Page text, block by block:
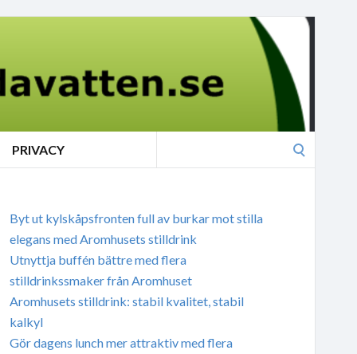
PRIVACY
Byt ut kylskåpsfronten full av burkar mot stilla
elegans med Aromhusets stilldrink
Utnyttja buffén bättre med flera
stilldrinkssmaker från Aromhuset
Aromhusets stilldrink: stabil kvalitet, stabil
kalkyl
Gör dagens lunch mer attraktiv med flera